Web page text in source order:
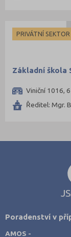
PRIVÁTNÍ SEKTOR
Základní škola
Viniční 1016,
Ředitel: Mgr.
Poradenství v
AMOS -